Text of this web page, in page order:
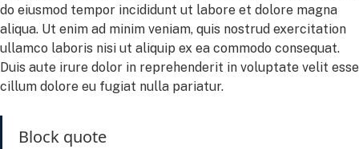
do eiusmod tempor incididunt ut labore et dolore magna
aliqua. Ut enim ad minim veniam, quis nostrud exercitation
ullamco laboris nisi ut aliquip ex ea commodo consequat.
Duis aute irure dolor in reprehenderit in voluptate velit esse
cillum dolore eu fugiat nulla pariatur.
Block quote